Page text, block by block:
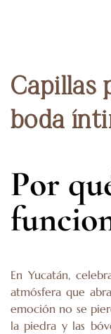
Capillas
boda
Por
En Yucatán,
atmósfera que
emoción no se
la piedra y las